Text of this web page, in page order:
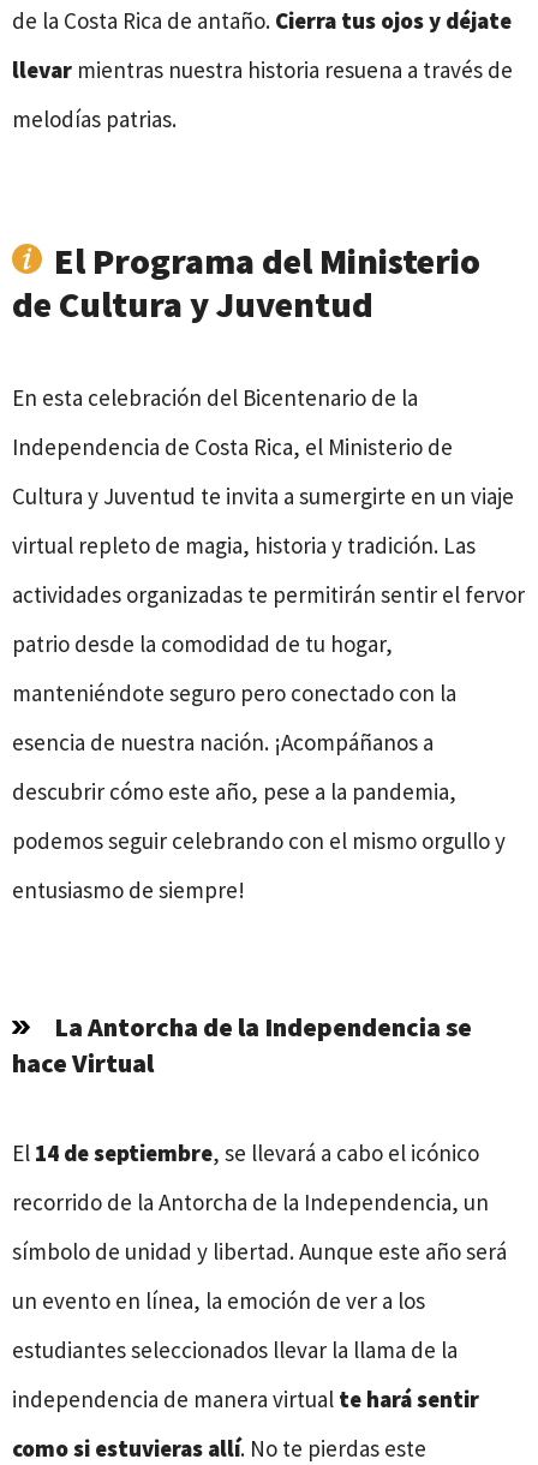
de la Costa Rica de antaño. Cierra tus ojos y déjate
llevar mientras nuestra historia resuena a través de
melodías patrias.
El Programa del Ministerio
de Cultura y Juventud
En esta celebración del Bicentenario de la
Independencia de Costa Rica, el Ministerio de
Cultura y Juventud te invita a sumergirte en un viaje
virtual repleto de magia, historia y tradición. Las
actividades organizadas te permitirán sentir el fervor
patrio desde la comodidad de tu hogar,
manteniéndote seguro pero conectado con la
esencia de nuestra nación. ¡Acompáñanos a
descubrir cómo este año, pese a la pandemia,
podemos seguir celebrando con el mismo orgullo y
entusiasmo de siempre!
La Antorcha de la Independencia se
hace Virtual
El 14 de septiembre, se llevará a cabo el icónico
recorrido de la Antorcha de la Independencia, un
símbolo de unidad y libertad. Aunque este año será
un evento en línea, la emoción de ver a los
estudiantes seleccionados llevar la llama de la
independencia de manera virtual te hará sentir
como si estuvieras allí. No te pierdas este